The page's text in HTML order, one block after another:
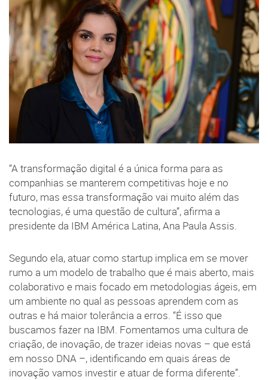
“A transformação digital é a única forma para as
companhias se manterem competitivas hoje e no
futuro, mas essa transformação vai muito além das
tecnologias, é uma questão de cultura”, afirma a
presidente da IBM América Latina, Ana Paula Assis.
Segundo ela, atuar como startup implica em se mover
rumo a um modelo de trabalho que é mais aberto, mais
colaborativo e mais focado em metodologias ágeis, em
um ambiente no qual as pessoas aprendem com as
outras e há maior tolerância a erros. “É isso que
buscamos fazer na IBM. Fomentamos uma cultura de
criação, de inovação, de trazer ideias novas – que está
em nosso DNA –, identificando em quais áreas de
inovação vamos investir e atuar de forma diferente”.